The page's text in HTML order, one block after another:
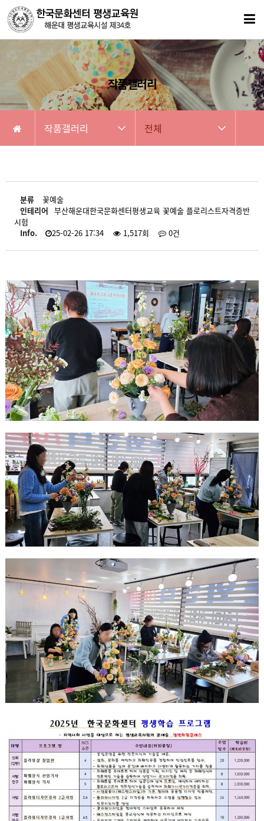
작품갤러리
작품갤러리 전체
분류
꽃예술
인테리어 부산해운대한국문화센터평생교육 꽃예술 플로리스트자격증반
시험
Info.
25-02-26 17:34 1,517회 0건